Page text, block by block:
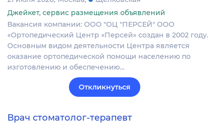
Джейкет, сервис размещения объявлений
Вакансия компании: ООО "ОЦ "ПЕРСЕЙ" ООО
«Ортопедический Центр «Персей» создан в 2002 году.
Основным видом деятельности Центра является
оказание ортопедической помощи населению по
изготовлению и обеспечению…
Откликнуться
Врач стоматолог-терапевт